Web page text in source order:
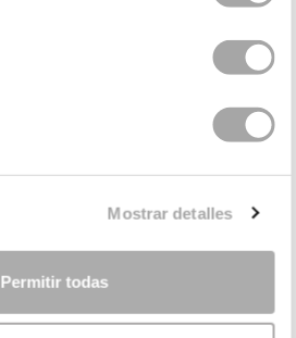
Mostrar detalles
Permitir todas